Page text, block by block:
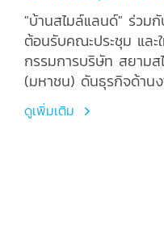
ประกันภัย จำกัด (ม
ประกันภัย หวังอนาค
บริษัทประกันภัยที่สะด
"บ้านสไมล์แลนด์" ร่วมกับ “สย
ต้อนรับคณะประชุม และ
กรรมการบริษัท สยาม
(มหาชน) ดันธุรกิจด้าน
ศักยภาพ สู่การเข้าเป็น
เชื่อถือได้สูงสุด
ดูเพิ่มเติม